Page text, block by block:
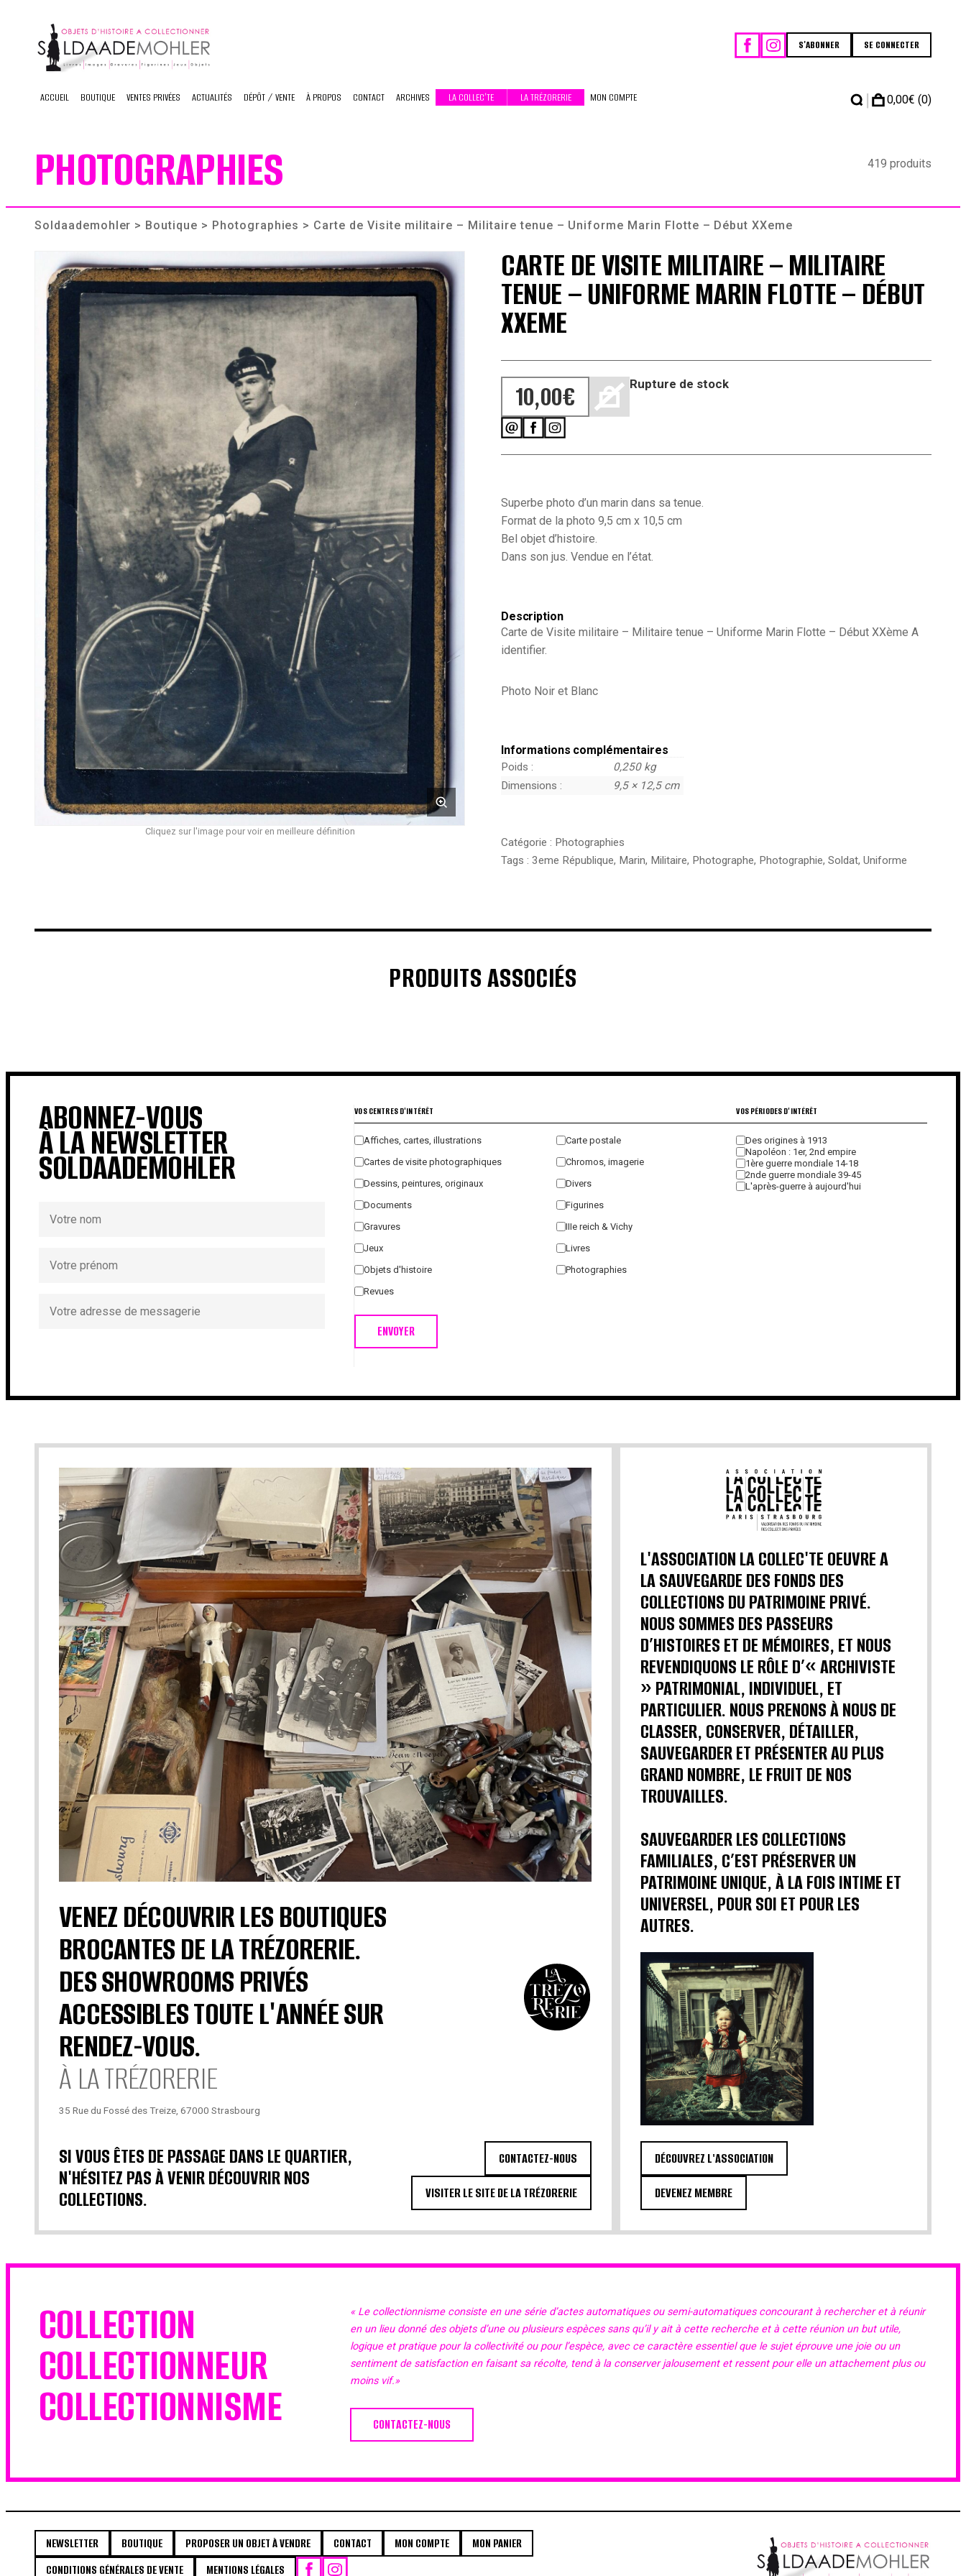
content
S'ABONNER SE CONNECTER
ACCUEIL BOUTIQUE VENTES PRIVÉES ACTUALITÉS DÉPÔT / VENTE À PROPOS CONTACT ARCHIVES LA COLLEC’TE LA TRÉZORERIE MON COMPTE | 0,00€ (0)
PHOTOGRAPHIES 419 produits
Soldaademohler > Boutique > Photographies > Carte de Visite militaire – Militaire tenue – Uniforme Marin Flotte – Début XXeme
Cliquez sur l'image pour voir en meilleure définition
CARTE DE VISITE MILITAIRE – MILITAIRE
TENUE – UNIFORME MARIN FLOTTE – DÉBUT
XXEME
10,00€ Rupture de stock
Superbe photo d’un marin dans sa tenue.
Format de la photo 9,5 cm x 10,5 cm
Bel objet d’histoire.
Dans son jus. Vendue en l’état.
Description
Carte de Visite militaire – Militaire tenue – Uniforme Marin Flotte – Début XXème A
identifier.
Photo Noir et Blanc
Informations complémentaires
Poids
0,250 kg
Dimensions
9,5 × 12,5 cm
Catégorie : Photographies
Tags : 3eme République, Marin, Militaire, Photographe, Photographie, Soldat, Uniforme
PRODUITS ASSOCIÉS
ABONNEZ-VOUS
À LA NEWSLETTER
SOLDAADEMOHLER
VOS CENTRES D'INTÉRÊT
Affiches, cartes, illustrations
Carte postale
Cartes de visite photographiques
Chromos, imagerie
Dessins, peintures, originaux
Divers
Documents
Figurines
Gravures
IIIe reich & Vichy
Jeux
Livres
Objets d'histoire
Photographies
Revues
ENVOYER
VOS PÉRIODES D'INTÉRÊT
Des origines à 1913
Napoléon : 1er, 2nd empire
1ère guerre mondiale 14-18
2nde guerre mondiale 39-45
L'après-guerre à aujourd'hui
VENEZ DÉCOUVRIR LES BOUTIQUES
BROCANTES DE LA TRÉZORERIE.
DES SHOWROOMS PRIVÉS
ACCESSIBLES TOUTE L'ANNÉE SUR
RENDEZ-VOUS.
À LA TRÉZORERIE
35 Rue du Fossé des Treize, 67000 Strasbourg
SI VOUS ÊTES DE PASSAGE DANS LE QUARTIER,
N'HÉSITEZ PAS À VENIR DÉCOUVRIR NOS
COLLECTIONS.
CONTACTEZ-NOUS
VISITER LE SITE DE LA TRÉZORERIE
L'ASSOCIATION LA COLLEC'TE OEUVRE A
LA SAUVEGARDE DES FONDS DES
COLLECTIONS DU PATRIMOINE PRIVÉ.
NOUS SOMMES DES PASSEURS
D’HISTOIRES ET DE MÉMOIRES, ET NOUS
REVENDIQUONS LE RÔLE D’« ARCHIVISTE
» PATRIMONIAL, INDIVIDUEL, ET
PARTICULIER. NOUS PRENONS À NOUS DE
CLASSER, CONSERVER, DÉTAILLER,
SAUVEGARDER ET PRÉSENTER AU PLUS
GRAND NOMBRE, LE FRUIT DE NOS
TROUVAILLES.
SAUVEGARDER LES COLLECTIONS
FAMILIALES, C’EST PRÉSERVER UN
PATRIMOINE UNIQUE, À LA FOIS INTIME ET
UNIVERSEL, POUR SOI ET POUR LES
AUTRES.
DÉCOUVREZ L'ASSOCIATION
DEVENEZ MEMBRE
COLLECTION
COLLECTIONNEUR
COLLECTIONNISME
« Le collectionnisme consiste en une série d’actes automatiques ou semi-automatiques concourant à rechercher et à réunir
en un lieu donné des objets d’une ou plusieurs espèces sans qu’il y ait à cette recherche et à cette réunion un but utile,
logique et pratique pour la collectivité ou pour l’espèce, avec ce caractère essentiel que le sujet éprouve une joie ou un
sentiment de satisfaction en faisant sa récolte, tend à la conserver jalousement et ressent pour elle un attachement plus ou
moins vif.»
CONTACTEZ-NOUS
NEWSLETTER BOUTIQUE PROPOSER UN OBJET À VENDRE CONTACT MON COMPTE
MON PANIER
CONDITIONS GÉNÉRALES DE VENTE
MENTIONS LÉGALES